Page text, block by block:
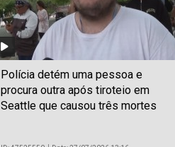
Polícia detém uma pessoa e
procura outra após tiroteio em
Seattle que causou três mortes